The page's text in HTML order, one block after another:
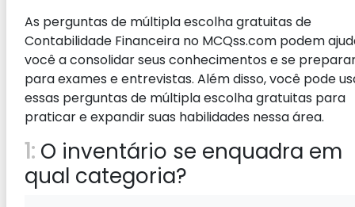
As perguntas de múltipla escolha gratuitas de
Contabilidade Financeira no MCQss.com podem
você a consolidar seus conhecimentos e se
para exames e entrevistas. Além disso, você pode
essas perguntas de múltipla escolha gratuitas para
praticar e expandir suas habilidades nessa área.
1: O inventário se enquadra em
qual categoria?